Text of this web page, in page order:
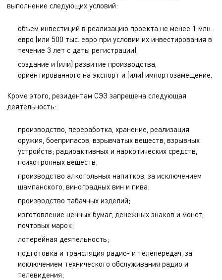
выполнение следующих условий:
объем инвестиций в реализацию проекта не менее 1 млн.
евро (или 500 тыс. евро при условии их инвестирования в
течение 3 лет с даты регистрации).
создание и (или) развитие производства,
ориентированного на экспорт и (или) импортозамещение.
Кроме этого, резидентам СЭЗ запрещена следующая
деятельность:
производство, переработка, хранение, реализация
оружия, боеприпасов, взрывчатых веществ, взрывных
устройств; радиоактивных и наркотических средств,
психотропных веществ;
производство алкогольных напитков, за исключением
шампанского, виноградных вин и пива;
производство табачных изделий;
изготовление ценных бумаг, денежных знаков и монет,
почтовых марок;
лотерейная деятельность;
подготовка и трансляция радио- и телепередач, за
исключением технического обслуживания радио и
телевидения;